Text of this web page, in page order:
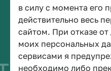
в силу с момента его
действительно весь
сайтом. При отказе
моих персональных
сервисами я
необходимо либо
кабинет 3-11
post@volgmed.ru
пн-пт, с 08.30 до 17.00